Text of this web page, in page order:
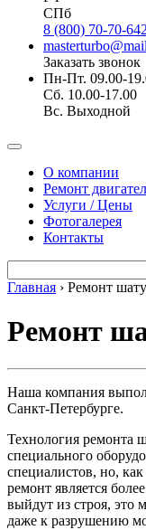
СПб
8 (800) 70-70-642
Заказать звонок
Пн-Пт. 09.00-
Сб. 10.00-17.00
Вс. Выходной
О компании
Ремонт
Услуги / Цены
Фотогалерея
Контакты
Главная › Ремонт
Ремонт
Наша компания
Санкт-Петербурге.
Технология ремонта
специального
специалистов, но,
ремонт является
выйдут из строя, это
даже к разрушению